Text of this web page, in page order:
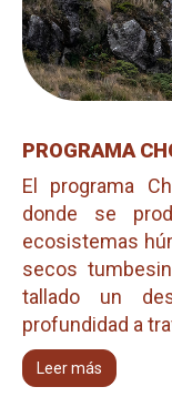
PROGRAMA
El programa
donde se
ecosistemas
secos
tallado un
profundidad a
Leer más